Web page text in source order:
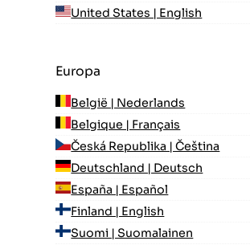
United States | English
Europa
België | Nederlands
Belgique | Français
Česká Republika | Čeština
Deutschland | Deutsch
España | Español
Finland | English
Suomi | Suomalainen